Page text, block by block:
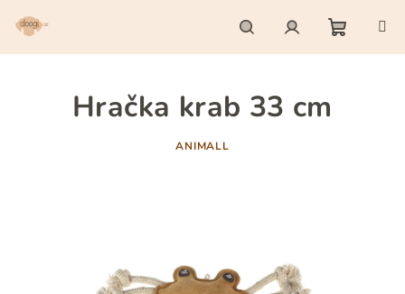
HledatPřihlášení
Hračka krab 33 cm
ANIMALL